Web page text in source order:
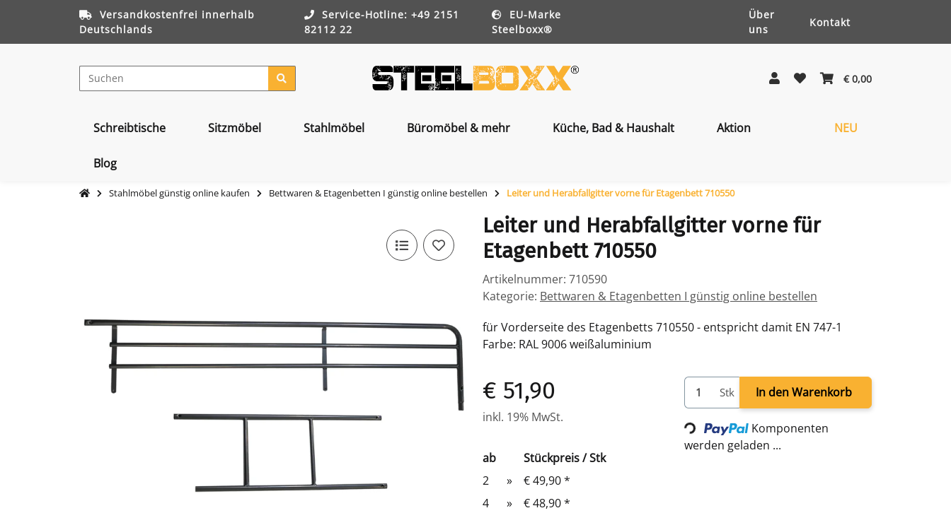
Versandkostenfrei innerhalb
Deutschlands
Service-Hotline: +49 2151
82112 22
EU-Marke
Steelboxx®
Über
uns
Kontakt
€ 0,00
Schreibtische Sitzmöbel Stahlmöbel Büromöbel & mehr Küche, Bad & Haushalt Aktion NEU
Blog
Stahlmöbel günstig online kaufen Bettwaren & Etagenbetten I günstig online bestellen Leiter und Herabfallgitter vorne für Etagenbett 710550
Leiter und Herabfallgitter vorne für
Etagenbett 710550
Artikelnummer: 710590
Kategorie: Bettwaren & Etagenbetten I günstig online bestellen
für Vorderseite des Etagenbetts 710550 - entspricht damit EN 747-1
Farbe: RAL 9006 weißaluminium
€ 51,90
inkl. 19% MwSt.
ab
Stückpreis / Stk
2
» € 49,90*
4
» € 48,90*
Stk In den Warenkorb
Loading...
Komponenten
werden geladen ...